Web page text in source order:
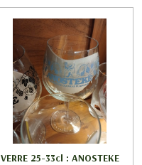
VERRE 25-33cl : ANOSTEKE